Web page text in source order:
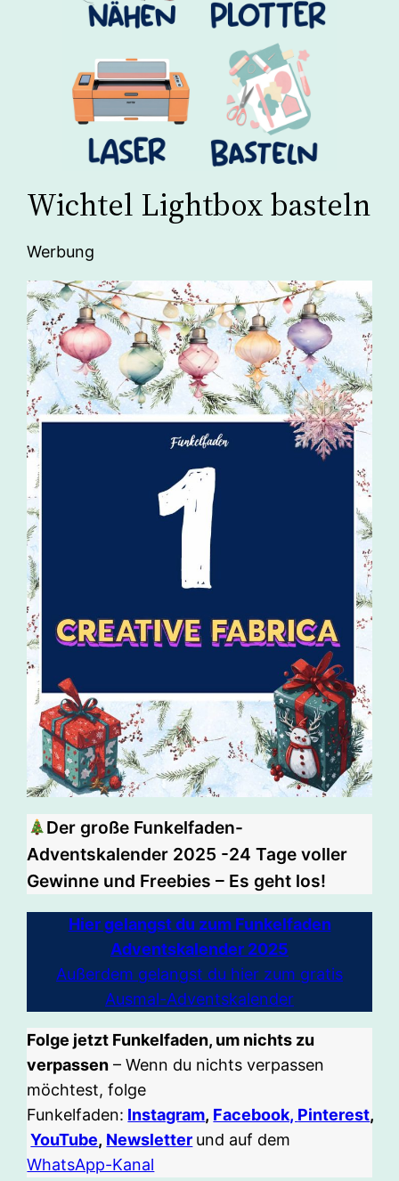
Wichtel Lightbox basteln
Werbung
Der große Funkelfaden-
Adventskalender 2025 -24 Tage voller
Gewinne und Freebies – Es geht los!
Hier gelangst du zum Funkelfaden
Adventskalender 2025
Außerdem gelangst du hier zum gratis
Ausmal-Adventskalender
Folge jetzt Funkelfaden, um nichts zu
verpassen – Wenn du nichts verpassen
möchtest, folge
Funkelfaden: Instagram, Facebook, Pinterest,
YouTube, Newsletter und auf dem
WhatsApp-Kanal